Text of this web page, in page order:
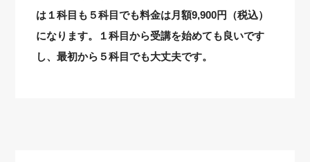
は１科目も５科目でも料金は月額9,900円（税込）
になります。１科目から受講を始めても良いです
し、最初から５科目でも大丈夫です。